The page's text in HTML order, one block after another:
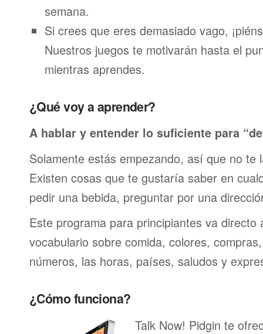
semana.
Si crees que eres demasiado vago,
Nuestros juegos te motivarán hasta el
mientras aprendes.
¿Qué voy a aprender?
A hablar y entender lo suficiente para
Solamente estás empezando, así que no te
Existen cosas que te gustaría saber en
pedir una bebida, preguntar por una
Este programa para principiantes va directo
vocabulario sobre comida, colores,
números, las horas, países, saludos y
¿Cómo funciona?
Talk Now! Pidgin te